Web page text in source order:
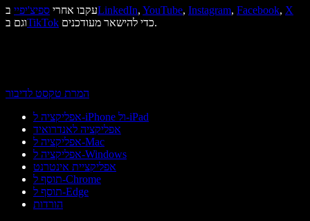
עקבו אחרי ספיצ'יפיי ב LinkedIn, YouTube, Instagram, Facebook, X
וגם בTikTok כדי להישאר מעודכנים.
המרת טקסט לדיבור
אפליקציה ל-iPhone ול-iPad
אפליקציה לאנדרואיד
אפליקציה ל-Mac
אפליקציה ל-Windows
אפליקציית אינטרנט
תוסף ל-Chrome
תוסף ל-Edge
הורדות